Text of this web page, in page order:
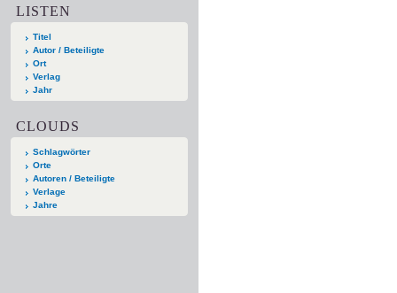
LISTEN
Titel
Autor / Beteiligte
Ort
Verlag
Jahr
CLOUDS
Schlagwörter
Orte
Autoren / Beteiligte
Verlage
Jahre